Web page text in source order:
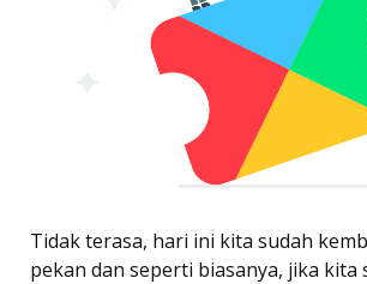
Tidak terasa, hari ini kita sudah
pekan dan seperti biasanya, jika kita